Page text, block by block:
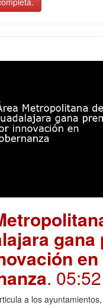
gana
en
. 05:52
a los